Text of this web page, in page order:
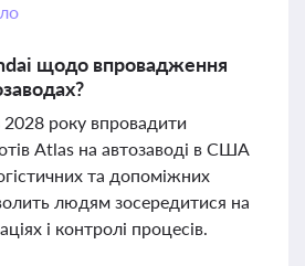
щодо впровадження
року впровадити
Atlas на автозаводі в США
та допоміжних
людям зосередитися на
і контролі процесів.